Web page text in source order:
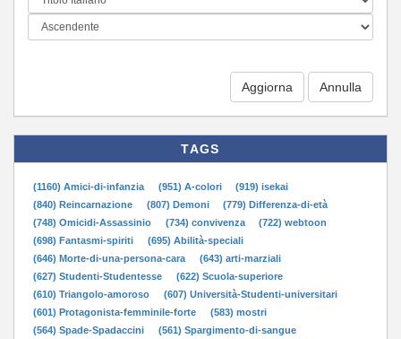
Aggiorna
TAGS
(1160) Amici-di-infanzia (951) A-colori
(919) isekai
(840) Reincarnazione
(807) Demoni
(779) Differenza-di-età
(748) Omicidi-Assassinio
(734) convivenza
(722) webtoon
(698) Fantasmi-spiriti
(695) Abilità-speciali
(646) Morte-di-una-persona-cara
(643) arti-marziali
(627) Studenti-Studentesse
(622) Scuola-superiore
(610) Triangolo-amoroso
(607) Università-Studenti-universitari
(601) Protagonista-femminile-forte
(583) mostri
(564) Spade-Spadaccini
(561) Spargimento-di-sangue